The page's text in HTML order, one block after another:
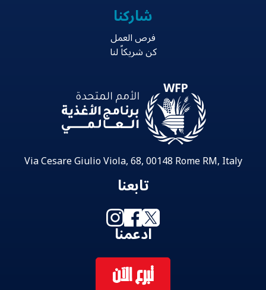
شاركنا
فرص العمل
كن شريكاً لنا
Via Cesare Giulio Viola, 68, 00148 Rome RM, Italy
تابعنا
ادعمنا
تبرع الآن